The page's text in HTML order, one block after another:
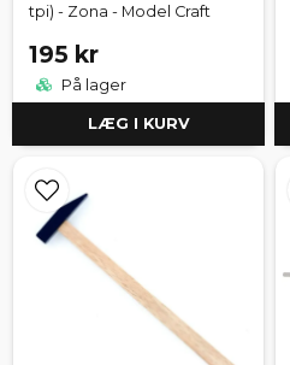
tpi) - Zona - Model Craft
195 kr
På lager
LÆG I KURV